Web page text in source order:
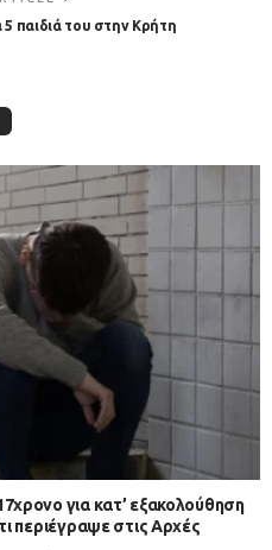
5 παιδιά του στην Κρήτη
για κατ’ εξακολούθηση
περιέγραψε στις Αρχές